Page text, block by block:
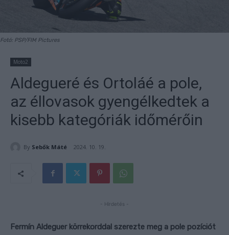
Fotó: PSP/FIM Pictures
Moto2
Aldegueré és Ortoláé a pole,
az éllovasok gyengélkedtek a
kisebb kategóriák időmérőin
By Sebők Máté 2024. 10. 19.
- Hirdetés -
Fermín Aldeguer körrekorddal szerezte meg a pole pozíciót